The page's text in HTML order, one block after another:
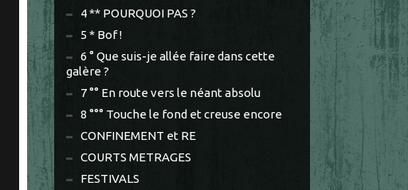
4 ** POURQUOI PAS ?
5 * Bof !
6 ° Que suis-je allée faire dans cette
galère ?
7 °° En route vers le néant absolu
8 °°° Touche le fond et creuse encore
CONFINEMENT et RE
COURTS METRAGES
FESTIVALS